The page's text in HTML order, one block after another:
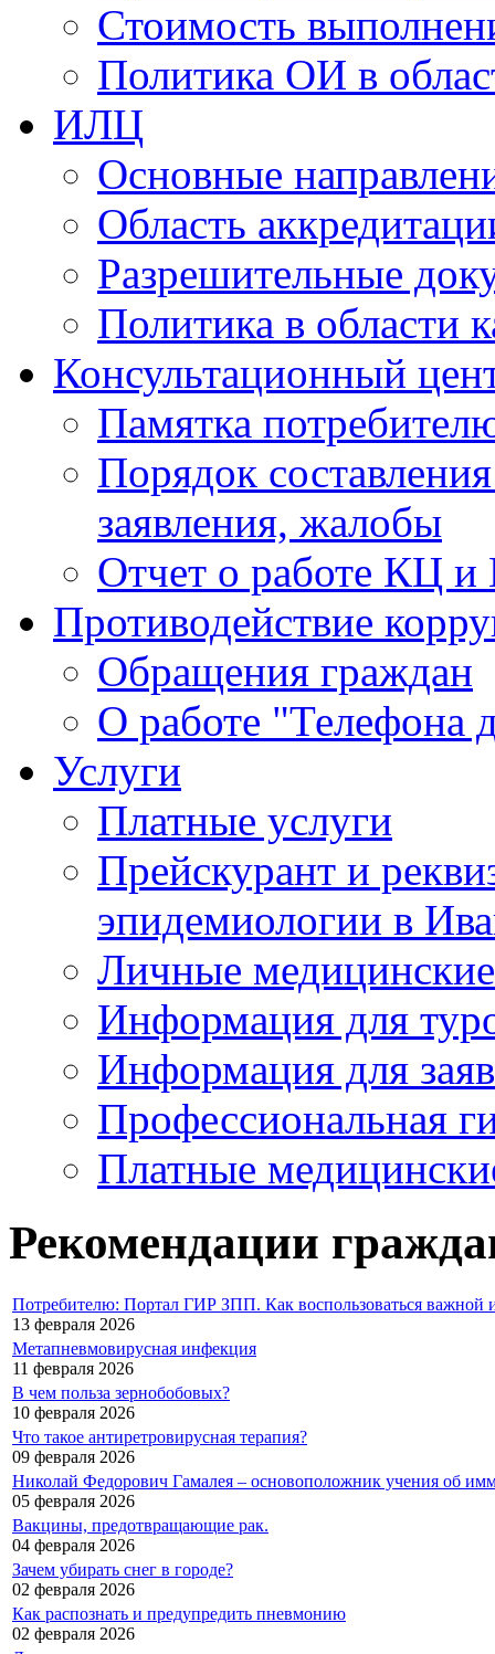
Стоимость
Политика ОИ в
ИЛЦ
Основные
Область
Разрешительные
Политика в области
Консультационный
Памятка
Порядок
заявления, жалобы
Отчет о работе КЦ
Противодействие
Обращения граждан
О работе "Телефона
Услуги
Платные услуги
Прейскурант и
эпидемиологии в
Личные
Информация для
Информация для
Профессиональная
Платные
Рекомендации
Потребителю: Портал ГИР ЗПП. Как воспользоваться важной
13 февраля 2026
Метапневмовирусная инфекция
11 февраля 2026
В чем польза зернобобовых?
10 февраля 2026
Что такое антиретровирусная терапия?
09 февраля 2026
Николай Федорович Гамалея – основоположник учения об
05 февраля 2026
Вакцины, предотвращающие рак.
04 февраля 2026
Зачем убирать снег в городе?
02 февраля 2026
Как распознать и предупредить пневмонию
02 февраля 2026